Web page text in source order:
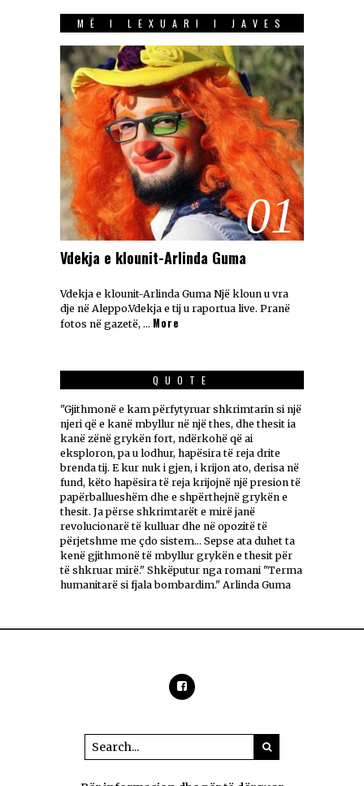
MË I LEXUARI I JAVES
01
Vdekja e klounit-Arlinda Guma
Vdekja e klounit-Arlinda Guma Një kloun u vra
dje në Aleppo.Vdekja e tij u raportua live. Pranë
fotos në gazetë, … More
QUOTE
"Gjithmonë e kam përfytyruar shkrimtarin si një
njeri që e kanë mbyllur në një thes, dhe thesit ia
kanë zënë grykën fort, ndërkohë që ai
eksploron, pa u lodhur, hapësira të reja drite
brenda tij. E kur nuk i gjen, i krijon ato, derisa në
fund, këto hapësira të reja krijojnë një presion të
papërballueshëm dhe e shpërthejnë grykën e
thesit. Ja përse shkrimtarët e mirë janë
revolucionarë të kulluar dhe në opozitë të
përjetshme me çdo sistem... Sepse ata duhet ta
kenë gjithmonë të mbyllur grykën e thesit për
të shkruar mirë." Shkëputur nga romani "Terma
humanitarë si fjala bombardim." Arlinda Guma